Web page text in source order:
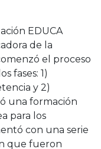
EDUCA
de la
el proceso
fases: 1)
y 2)
una formación
para los
con una serie
que fueron